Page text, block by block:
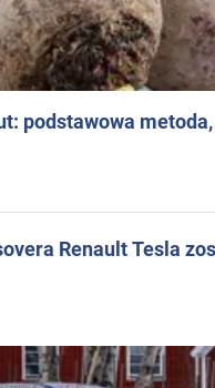
podstawowa
Renault Tesla